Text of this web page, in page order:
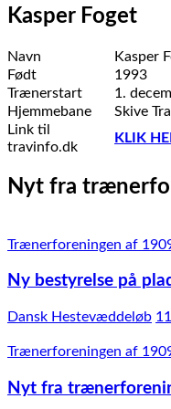
Kasper Foget
Navn
Kasper
Født
1993
Trænerstart
1.
Hjemmebane
Skive
Link til
travinfo.dk
KLIK
Nyt fra
Trænerforeningen af
Ny bestyrelse på
Dansk Hestevæddeløb
Trænerforeningen af
Nyt fra